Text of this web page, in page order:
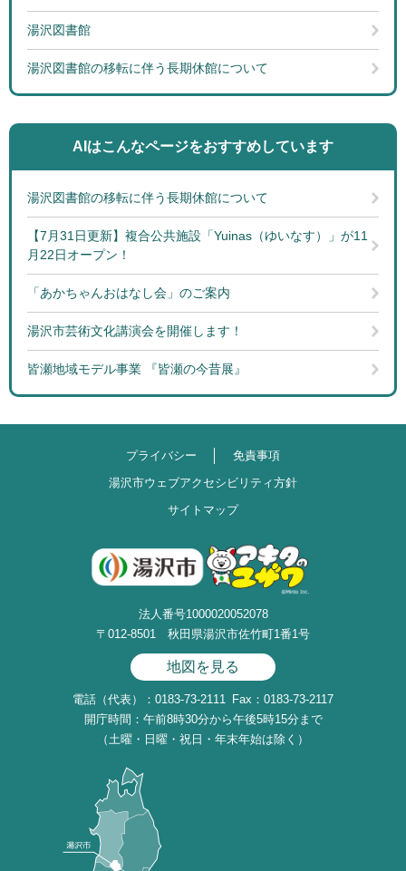
湯沢図書館
湯沢図書館の移転に伴う長期休館について
AIはこんなページをおすすめしています
湯沢図書館の移転に伴う長期休館について
【7月31日更新】複合公共施設「Yuinas（ゆいなす）」が11
月22日オープン！
「あかちゃんおはなし会」のご案内
湯沢市芸術文化講演会を開催します！
皆瀬地域モデル事業 『皆瀬の今昔展』
プライバシー
免責事項
湯沢市ウェブアクセシビリティ方針
サイトマップ
法人番号1000020052078
〒012-8501 秋田県湯沢市佐竹町1番1号
地図を見る
電話（代表）：0183-73-2111 Fax：0183-73-2117
開庁時間：午前8時30分から午後5時15分まで
（土曜・日曜・祝日・年末年始は除く）